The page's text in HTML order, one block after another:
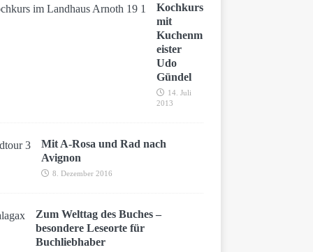
Kochkurs
mit
Kuchenm
eister
Udo
Gündel
14. Juli
2013
Mit A-Rosa und Rad nach
Avignon
8. Dezember 2016
Zum Welttag des Buches –
besondere Leseorte für
Buchliebhaber